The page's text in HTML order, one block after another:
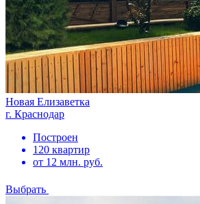
Новая Елизаветка
г. Краснодар
Построен
120 квартир
от 12 млн. руб.
Выбрать